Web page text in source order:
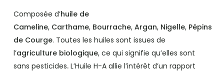
Composée d’huile de
Cameline, Carthame, Bourrache,Argan, Nigelle, Pépins
de Courge. Toutes les huiles sont issues de
l’agriculture biologique, ce qui signifie qu’elles sont
sans pesticides. L’Huile H-A allie l’intérêt d’un rapport